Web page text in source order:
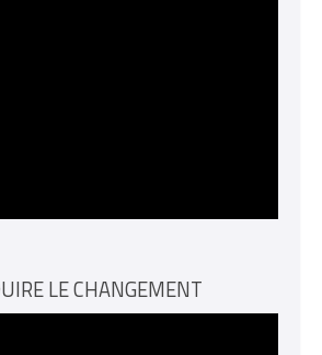
LE CHANGEMENT